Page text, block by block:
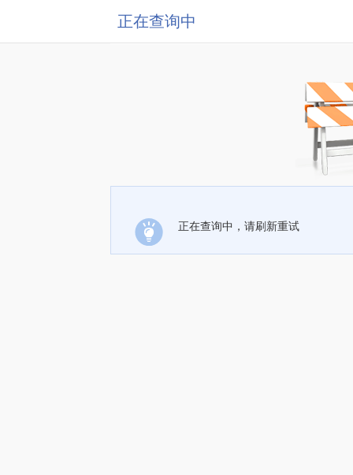
正在查询中
正在查询中，请刷新重试